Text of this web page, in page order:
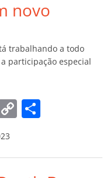
novo
trabalhando a todo
participação especial
C
y p